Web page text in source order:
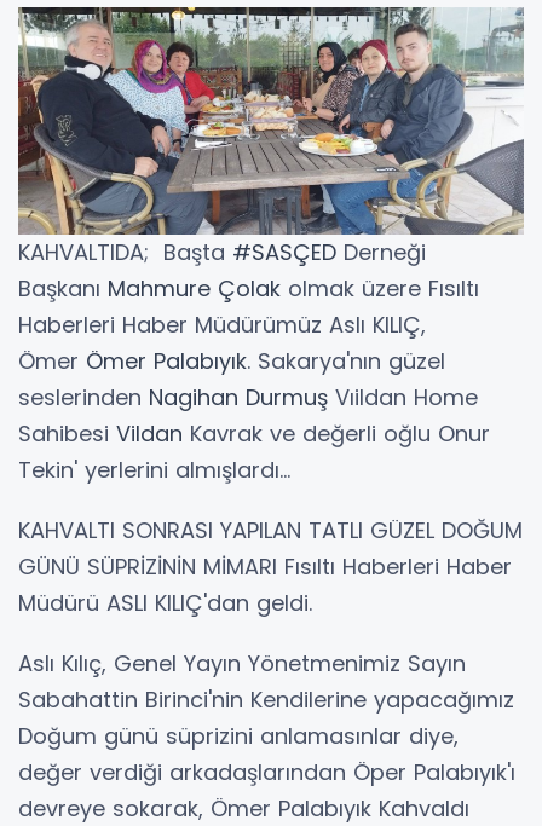
KAHVALTIDA; Başta #SASÇED Derneği
Başkanı Mahmure Çolak olmak üzere Fısıltı
Haberleri Haber Müdürümüz Aslı KILIÇ,
Ömer Ömer Palabıyık. Sakarya'nın güzel
seslerinden Nagihan Durmuş Vıildan Home
Sahibesi Vildan Kavrak ve değerli oğlu Onur
Tekin' yerlerini almışlardı...
KAHVALTI SONRASI YAPILAN TATLI GÜZEL DOĞUM
GÜNÜ SÜPRİZİNİN MİMARI Fısıltı Haberleri Haber
Müdürü ASLI KILIÇ'dan geldi.
Aslı Kılıç, Genel Yayın Yönetmenimiz Sayın
Sabahattin Birinci'nin Kendilerine yapacağımız
Doğum günü süprizini anlamasınlar diye,
değer verdiği arkadaşlarından Öper Palabıyık'ı
devreye sokarak, Ömer Palabıyık Kahvaldı